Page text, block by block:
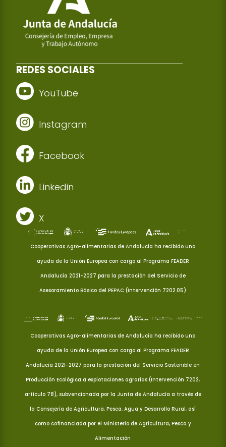
REDES SOCIALES
YouTube
Instagram
Facebook
Linkedin
X
Cooperativas Agro-alimentarias de Andalucía ha recibido una
ayuda de la Unión Europea con cargo al Programa FEADER
Andalucía 2021-2027 para la prestación del Servicio de
Asesoramiento Básico del PEPAC (Intervención 7202.05)
Cooperativas Agro-alimentarias de Andalucía ha recibido una
ayuda de la Unión Europea con cargo al Programa FEADER
Andalucía 2021-2027 para la prestación del Servicio Sostenible en
Producción Ecológica a explotaciones agrarias (Intervención 7202,
artículo 78), subvencionada por la Junta de Andalucía a través de
la Consejería de Agricultura, Pesca, Agua y Desarrollo Rural, así
como cofinanciada por el Ministerio de Agricultura, Pesca y
Alimentación